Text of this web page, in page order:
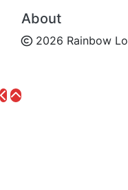
About
2026 Rainbow